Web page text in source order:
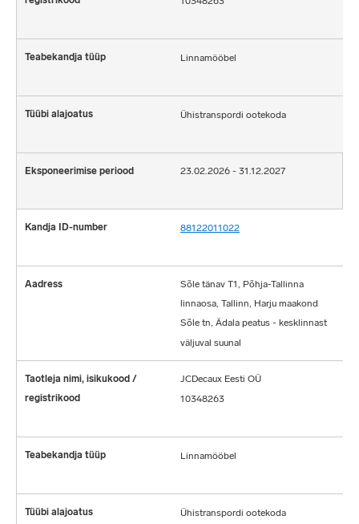
Linnamööbel
Ühistranspordi ootekoda
23.02.2026 - 31.12.2027
88122011022
Sõle tänav T1, Põhja-Tallinna
linnaosa, Tallinn, Harju maakond
Sõle tn, Ädala peatus - kesklinnast
väljuval suunal
JCDecaux Eesti OÜ
10348263
Linnamööbel
Ühistranspordi ootekoda